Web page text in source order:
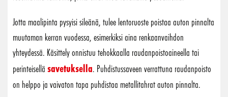
Jotta maalipinta pysyisi sileänä, tulee lentoruoste poistaa auton pinnalta
muutaman kerran vuodessa, esimerkiksi aina renkaanvaihdon
yhteydessä. Käsittely onnistuu tehokkaalla raudanpoistoaineella tai
perinteisellä savetuksella. Puhdistussaveen verrattuna raudanpoisto
on helppo ja vaivaton tapa puhdistaa metallitahrat auton pinnalta.